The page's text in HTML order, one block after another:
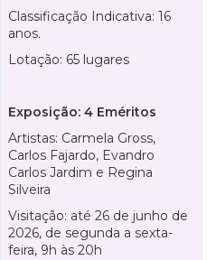
Classificação Indicativa: 16
anos.
Lotação: 65 lugares
Exposição: 4 Eméritos
Artistas: Carmela Gross,
Carlos Fajardo, Evandro
Carlos Jardim e Regina
Silveira
Visitação: até 26 de junho de
2026, de segunda a sexta-
feira, 9h às 20h